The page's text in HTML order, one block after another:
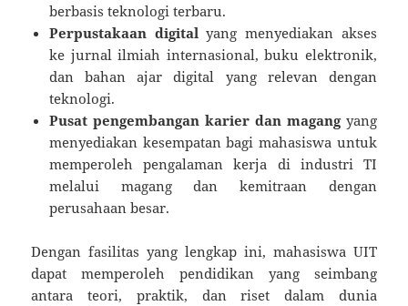
berbasis teknologi terbaru.
Perpustakaan digital yang menyediakan akses
ke jurnal ilmiah internasional, buku elektronik,
dan bahan ajar digital yang relevan dengan
teknologi.
Pusat pengembangan karier dan magangyang
menyediakan kesempatan bagi mahasiswa untuk
memperoleh pengalaman kerja di industri TI
melalui magang dan kemitraan dengan
perusahaan besar.
Dengan fasilitas yang lengkap ini, mahasiswa UIT
dapat memperoleh pendidikan yang seimbang
antara teori, praktik, dan riset dalam dunia